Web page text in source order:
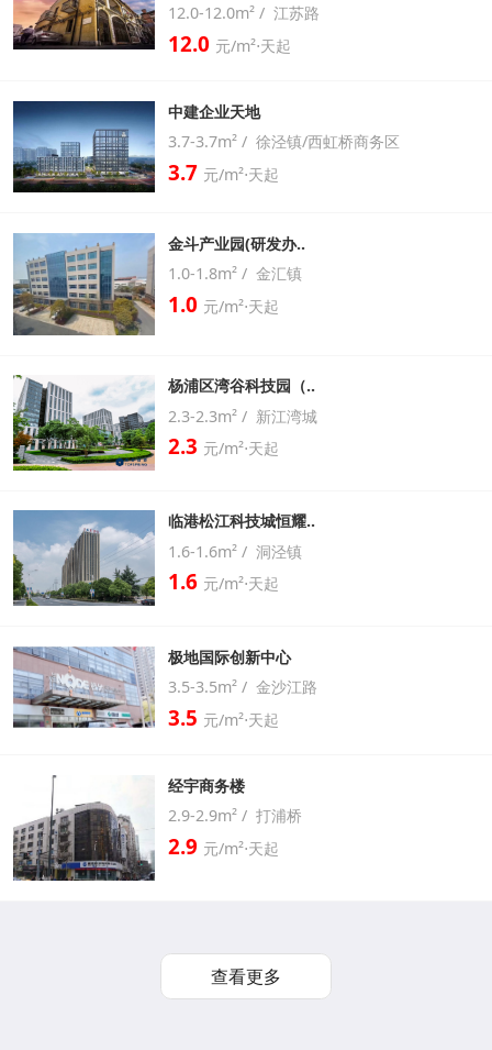
12.0-12.0m² / 江苏路
12.0 元/m²⋅天起
中建企业天地
3.7-3.7m² / 徐泾镇/西虹桥商务区
3.7 元/m²⋅天起
金斗产业园(研发办..
1.0-1.8m² / 金汇镇
1.0 元/m²⋅天起
杨浦区湾谷科技园（..
2.3-2.3m² / 新江湾城
2.3 元/m²⋅天起
临港松江科技城恒耀..
1.6-1.6m² / 洞泾镇
1.6 元/m²⋅天起
极地国际创新中心
3.5-3.5m² / 金沙江路
3.5 元/m²⋅天起
经宇商务楼
2.9-2.9m² / 打浦桥
2.9 元/m²⋅天起
查看更多